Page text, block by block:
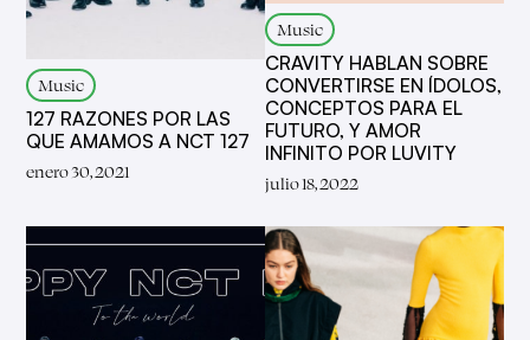
Music
127 RAZONES POR LAS
QUE AMAMOS A NCT 127
enero 30, 2021
Music
CRAVITY HABLAN SOBRE
CONVERTIRSE EN ÍDOLOS,
CONCEPTOS PARA EL
FUTURO, Y AMOR
INFINITO POR LUVITY
julio 18, 2022